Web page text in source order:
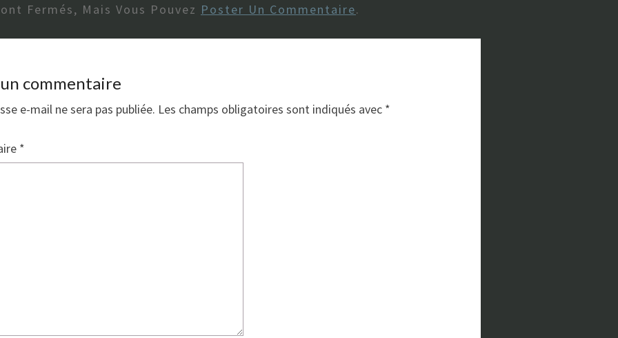
Fermés, Mais Vous Pouvez Poster Un Commentaire.
commentaire
e-mail ne sera pas publiée. Les champs obligatoires sont indiqués avec *
*